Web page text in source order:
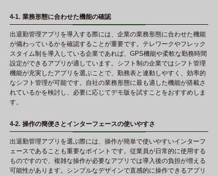
4-1. 業務形態に合わせた機能の確認
出退勤管理アプリを導入する際には、企業の業務形態に合わせた機能
が備わっているかを確認することが重要です。テレワークやフレック
スタイム制を導入している企業であれば、GPS機能や柔軟な勤務時間
設定ができるアプリが適しています。シフト制の企業ではシフト管理
機能が充実したアプリを選ぶことで、勤務表と連動しやすく、効率的
なシフト管理が可能です。自社の業務形態に最も適した機能が搭載さ
れているかを検討し、必要に応じてデモ版を試すことをおすすめしま
す。
4-2. 操作の簡便さとインターフェースの使いやすさ
出退勤管理アプリを選ぶ際には、操作が簡単で使いやすいインターフ
ェースであることも重要なポイントです。従業員が日常的に使用する
ものですので、複雑な操作が必要なアプリでは導入後の負担が増える
可能性があります。シンプルなデザインで直感的に操作できるアプリ